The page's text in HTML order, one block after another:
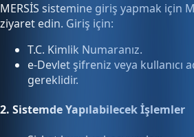
MERSİS sistemine giriş yapmak için
ziyaret edin. Giriş için:
T.C. Kimlik Numaranız.
e-Devlet şifreniz veya kullanıcı
gereklidir.
2. Sistemde Yapılabilecek İşlemler